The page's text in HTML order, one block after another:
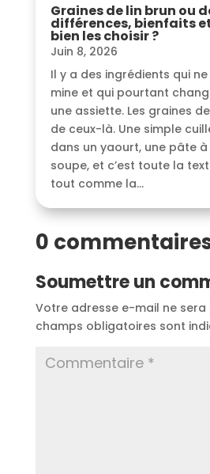
Graines de lin brun ou
différences, bienfaits
bien les choisir ?
Juin 8, 2026
Il y a des ingrédients qui
mine et qui pourtant
une assiette. Les graines
de ceux-là. Une simple
dans un yaourt, une pâte
soupe, et c’est toute la
tout comme la...
0
Soumettre un
Votre adresse e-mail ne sera
champs obligatoires sont